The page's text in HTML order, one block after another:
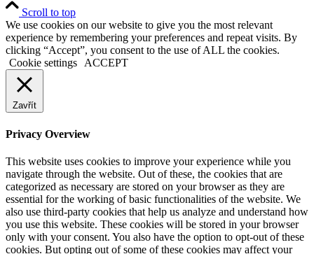
Scroll to top
We use cookies on our website to give you the most relevant
experience by remembering your preferences and repeat visits. By
clicking “Accept”, you consent to the use of ALL the cookies.
Cookie settings
ACCEPT
Zavřít
Privacy Overview
This website uses cookies to improve your experience while you
navigate through the website. Out of these, the cookies that are
categorized as necessary are stored on your browser as they are
essential for the working of basic functionalities of the website. We
also use third-party cookies that help us analyze and understand how
you use this website. These cookies will be stored in your browser
only with your consent. You also have the option to opt-out of these
cookies. But opting out of some of these cookies may affect your